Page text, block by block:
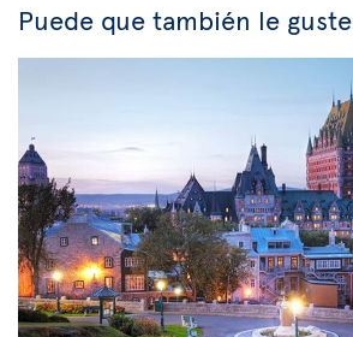
Puede que también le guste